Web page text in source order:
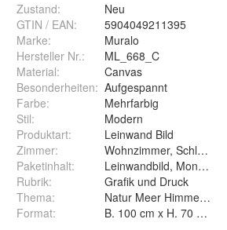
Zustand:
Neu
GTIN / EAN:
5904049211395
Marke:
Muralo
Hersteller Nr.:
ML_668_C
Material:
Canvas
Besonderheiten: Aufgespannt
Farbe:
Mehrfarbig
Stil:
Modern
Produktart:
Leinwand Bild
Zimmer:
Wohnzimmer,
Paketinhalt:
Leinwandbild,
Rubrik:
Grafik und Druck
Thema:
Natur Meer Himmel
Format: B. 100 cm x H. 70 cm,